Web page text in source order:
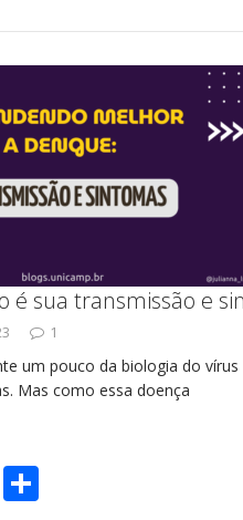
ar
e
é sua transmissão e
1
um pouco da biologia do
Mas como essa doença
E